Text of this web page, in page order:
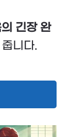
긴장 완
니다.